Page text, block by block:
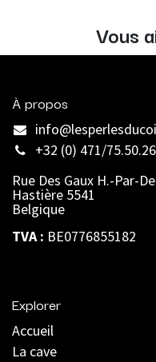
Vous
À propos
+32 (0) 471/75.50.26
Rue Des Gaux H.-Par-
Hastière 5541
Belgique
TVA : BE0776855182
Explorer
Accueil
La cave